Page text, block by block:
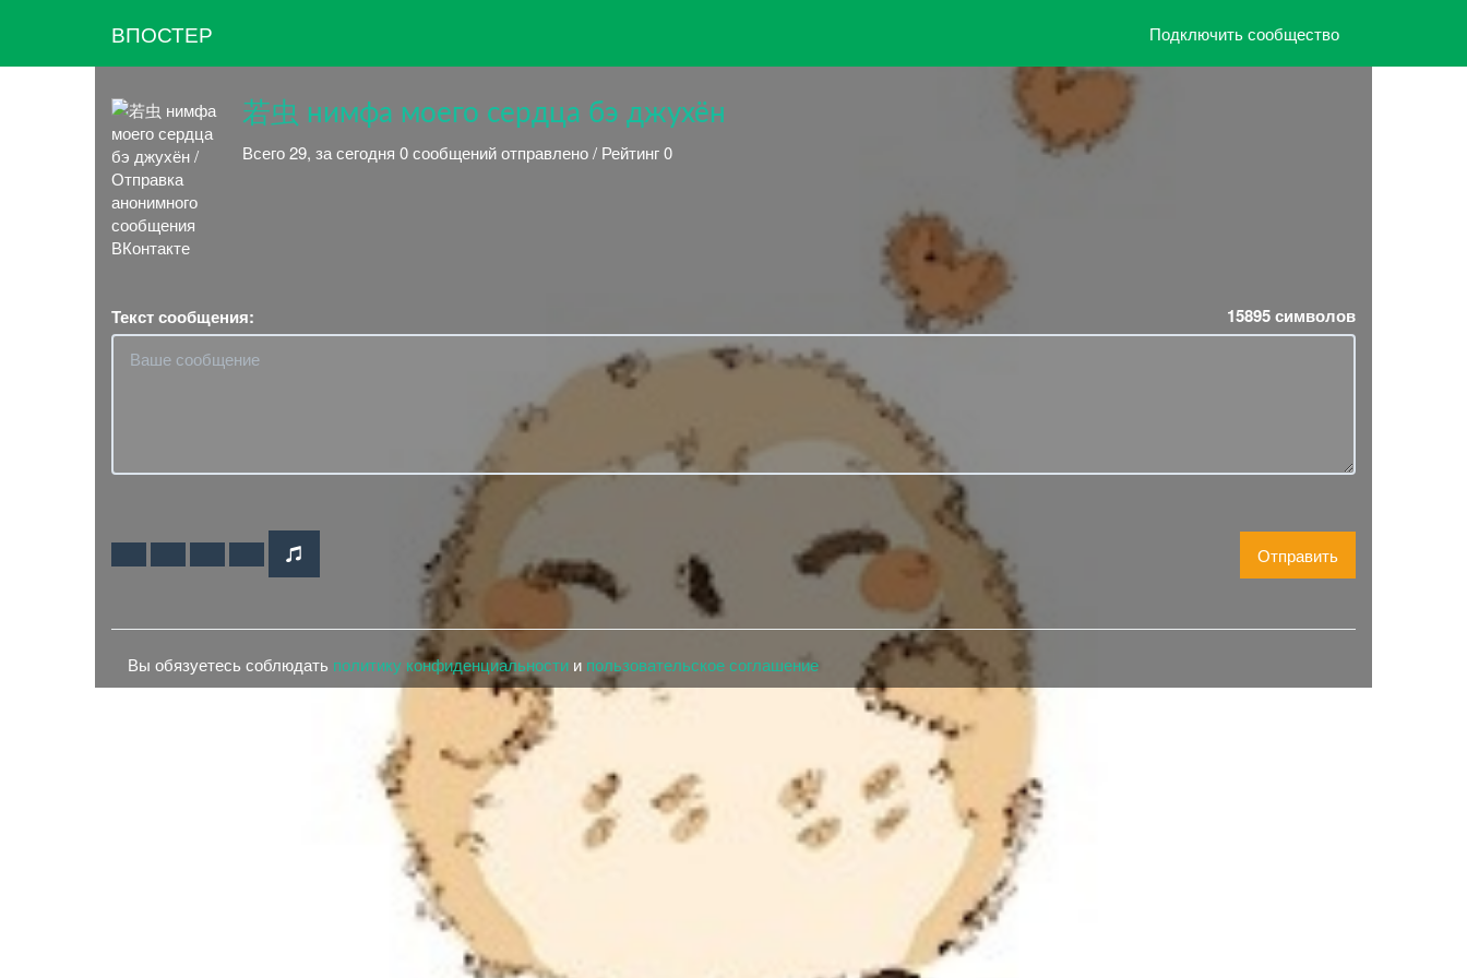
ВПОСТЕР Подключить сообщество
若虫 нимфа моего сердца бэ джухён
Всего 29, за сегодня 0 сообщений отправлено / Рейтинг 0
Текст сообщения: 15895символов
Отправить
Вы обязуетесь соблюдать политику конфиденциальности и пользовательское соглашение